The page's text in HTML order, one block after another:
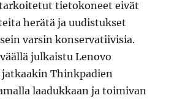
tietokoneet eivät
herätä ja uudistukset
varsin konservatiivisia.
julkaistu Lenovo
jatkaakin Thinkpadien
laadukkaan ja toimivan